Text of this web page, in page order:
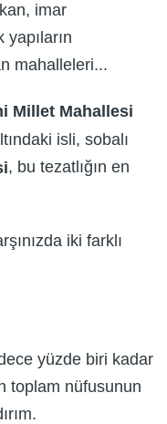
imar
mahalleleri...
Millet Mahallesi
isli, sobalı
, bu tezatlığın en
iki farklı
yüzde biri kadar
toplam nüfusunun